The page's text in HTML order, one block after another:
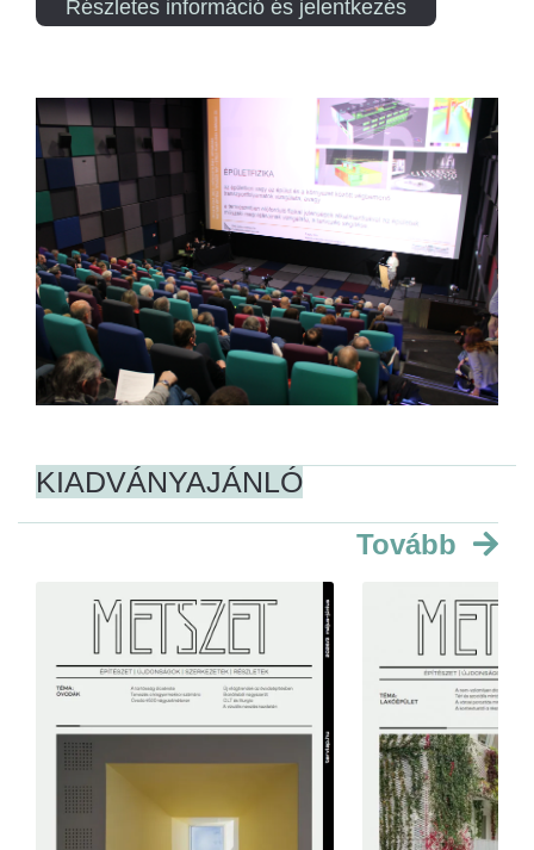
Részletes információ és jelentkezés
KIADVÁNYAJÁNLÓ
Tovább